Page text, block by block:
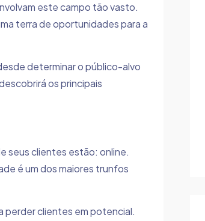
este campo tão vasto.
terra de oportunidades para a
determinar o público-alvo
os principais
seus clientes estão: online.
é um dos maiores trunfos
perder clientes em potencial.